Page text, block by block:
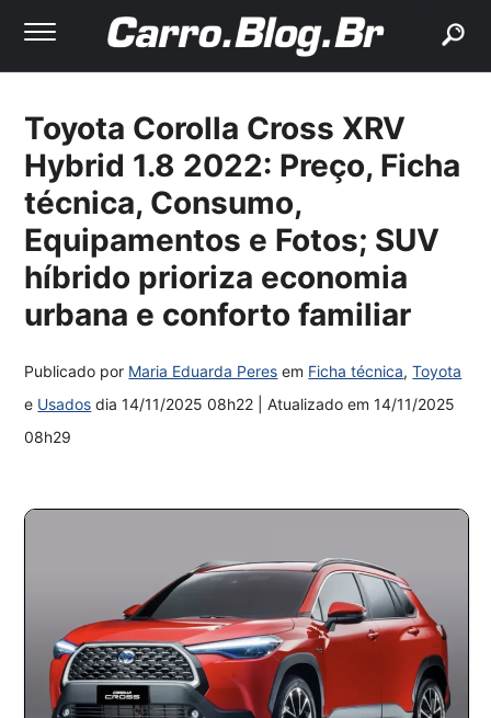
Toyota Corolla Cross XRV
Hybrid 1.8 2022: Preço, Ficha
técnica, Consumo,
Equipamentos e Fotos; SUV
híbrido prioriza economia
urbana e conforto familiar
Publicado por Maria Eduarda Peres em Ficha técnica,Toyota
e Usados dia14/11/2025 08h22 | Atualizado em14/11/2025
08h29